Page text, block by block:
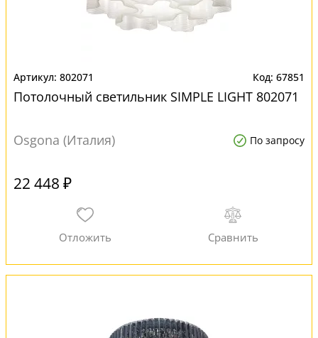
802071 67851
Потолочный светильник SIMPLE LIGHT 802071
Osgona (Италия) По запросу
22 448 ₽